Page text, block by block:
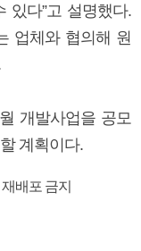
있다”고 설명했다.
업체와 협의해 원
개발사업을 공모
계획이다.
배포 금지